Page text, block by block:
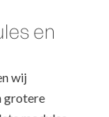
en
wij
grotere